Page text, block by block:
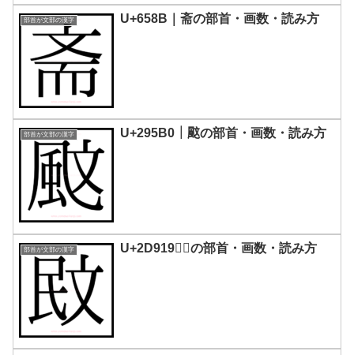
部首が文部の漢字 U+658B｜斋の部首・画数・読み方
部首が文部の漢字 U+295B0｜𩖰の部首・画数・読み方
部首が文部の漢字 U+2D919｜𭤙の部首・画数・読み方